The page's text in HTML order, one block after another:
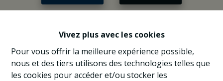
Vivez plus avec les cookies
Pour vous offrir la meilleure expérience possible,
nous et des tiers utilisons des technologies telles que
les cookies pour accéder et/ou stocker les